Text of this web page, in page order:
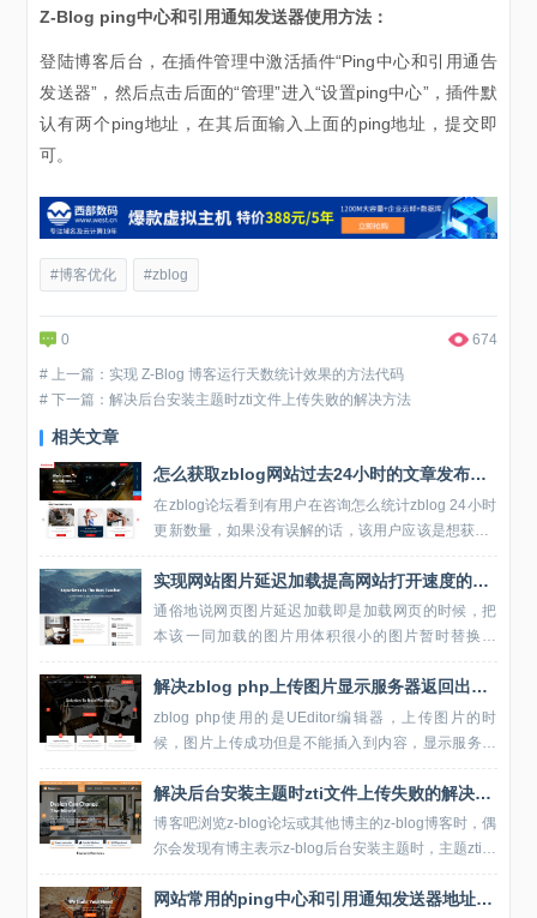
Z-Blog ping中心和引用通知发送器使用方法：
登陆博客后台，在插件管理中激活插件“Ping中心和引用通告
发送器”，然后点击后面的“管理”进入“设置ping中心”，插件默
认有两个ping地址，在其后面输入上面的ping地址，提交即
可。
#博客优化 #zblog
0 674
# 上一篇：实现 Z-Blog 博客运行天数统计效果的方法代码
# 下一篇：解决后台安装主题时zti文件上传失败的解决方法
相关文章
怎么获取zblog网站过去24小时的文章发布数量
在zblog论坛看到有用户在咨询怎么统计zblog 24小时
更新数量，如果没有误解的话，该用户应该是想获取z
blog网站在24小时内发布的文章数量。其实通过几句
基础的sql查询就可以实现，...
实现网站图片延迟加载提高网站打开速度的方法代码
通俗地说网页图片延迟加载即是加载网页的时候，把
本该一同加载的图片用体积很小的图片暂时替换加
载，达到减少加载体积的目的，当用户浏览到图片的
区域时再把原图片加载回来（大致是这个意思）！图
片延迟加载...
解决zblog php上传图片显示服务器返回出错问题的方法
zblog php使用的是UEditor编辑器，上传图片的时
候，图片上传成功但是不能插入到内容，显示服务器
返回出错。zblog管理员告知的解决方法是清理BOM
头，zblog应用中心提供了BOM...
解决后台安装主题时zti文件上传失败的解决方法
博客吧浏览z-blog论坛或其他博主的z-blog博客时，偶
尔会发现有博主表示z-blog后台安装主题时，主题zti文
件上传失败的问题。造成zti主题文件上传失败可能是
由于博主使用的服务器不支...
网站常用的ping中心和引用通知发送器地址大全